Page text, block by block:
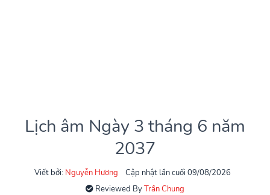
Lịch âm Ngày 3 tháng 6 năm
2037
Viết bởi: Nguyễn Hương
Cập nhật lần cuối 09/08/2026
Reviewed ByTrần Chung